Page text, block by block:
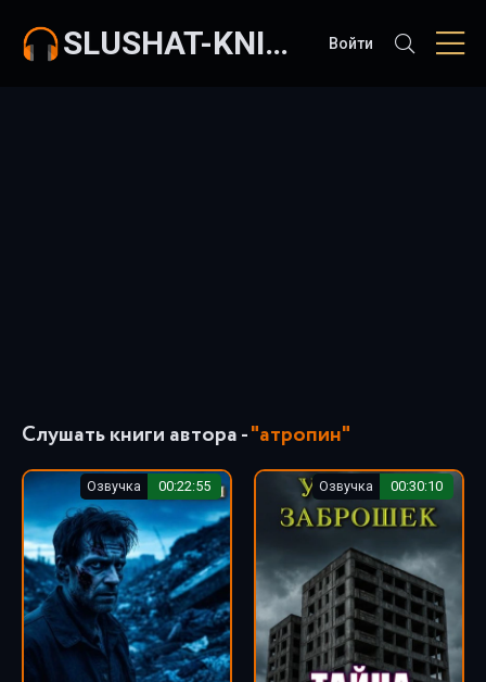
SLUSHAT-KNIGI.COM Войти
Слушать книги автора -"атропин"
Озвучка 00:22:55 Озвучка 00:30:10